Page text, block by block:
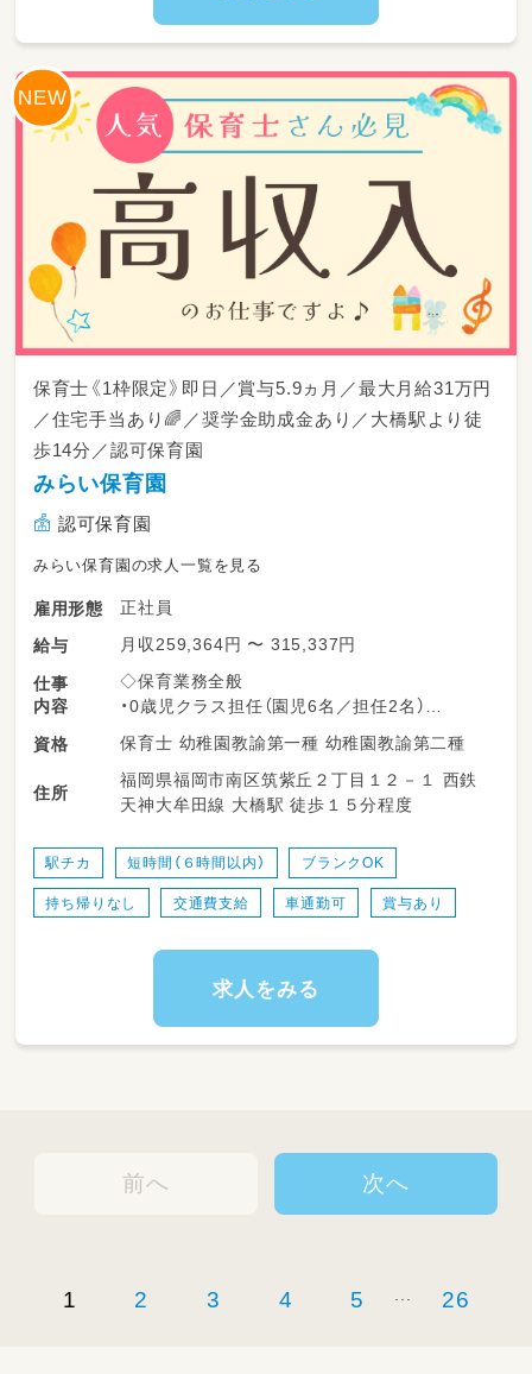
保育士《1枠限定》即日／賞与5.9ヵ月／最大月給31万円
／住宅手当あり🌈／奨学金助成金あり／大橋駅より徒
歩14分／認可保育園
みらい保育園
認可保育園
みらい保育園の求人一覧を見る
雇用形態
正社員
給与
月収259,364円 〜 315,337円
仕事
内容
◇保育業務全般
・0歳児クラス担任（園児6名／担任2名）
定員72名
0歳児：6名
1歳児：9名
3歳児：15名
4歳児：15名
5歳児：15名
《みらい保育園について》
当園における保育目標は、
子どもにとって最善の利益を考え、
すべての子ども達の心身の健全な発達を育むこ
きめ細やかでぬくもりのある温かい保育を心が
けています。
資格 保育士 幼稚園教諭第一種 幼稚園教諭第二種
住所
福岡県福岡市南区筑紫丘２丁目１２－１ 西鉄
天神大牟田線 大橋駅 徒歩１５分程度
駅チカ 短時間（６時間以内） ブランクOK
持ち帰りなし 交通費支給 車通勤可 賞与あり
求人をみる
前へ
1 2 3 4 5 26
次へ